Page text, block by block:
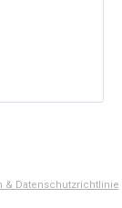
& Datenschutzrichtlinie